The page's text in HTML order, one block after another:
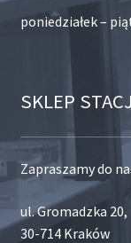
poniedziałek –
SKLEP
Zapraszamy do
ul. Gromadzka 20,
30-714 Kraków